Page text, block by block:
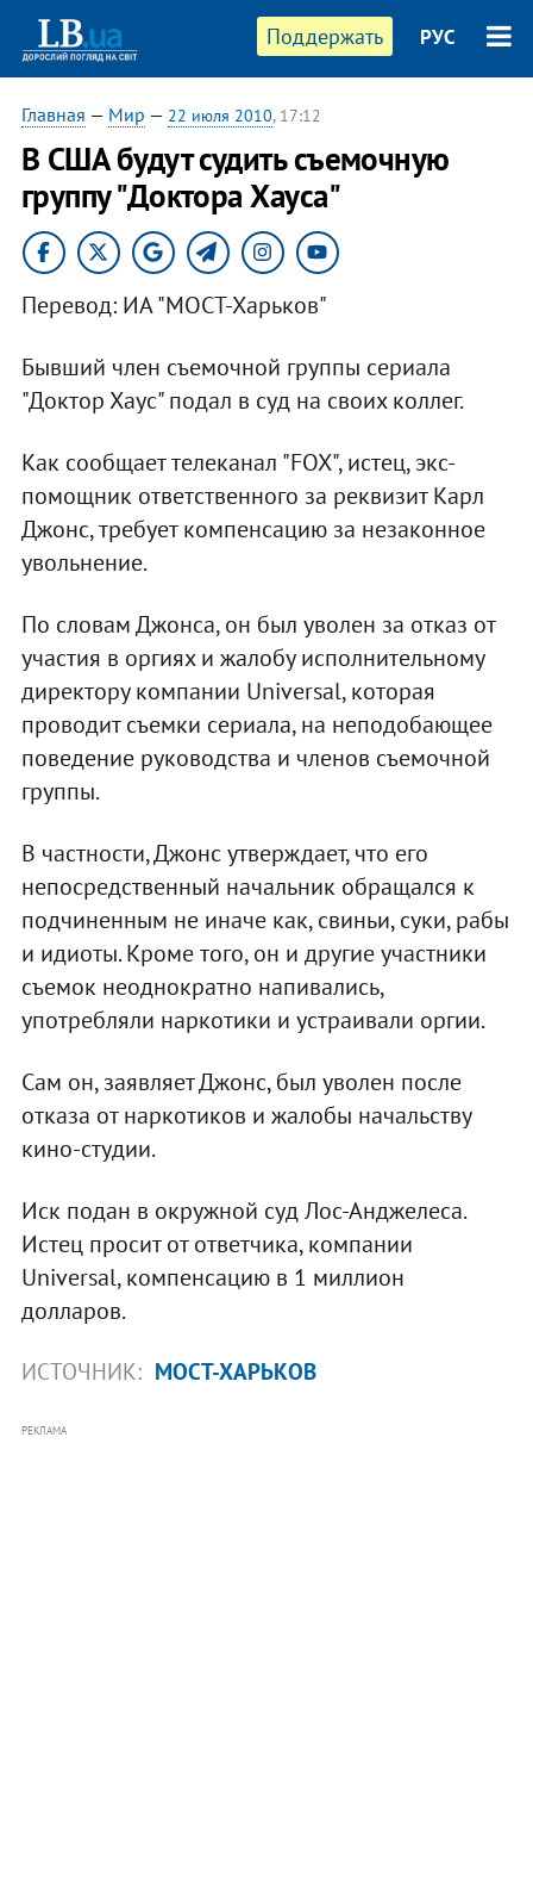
Поддержать РУС
Главная — Мир — 22 июля 2010, 17:12
В США будут судить съемочную
группу "Доктора Хауса"
Перевод: ИА "МОСТ-Харьков"
Бывший член съемочной группы сериала
"Доктор Хаус" подал в суд на своих коллег.
Как сообщает телеканал "FOX", истец, экс-
помощник ответственного за реквизит Карл
Джонс, требует компенсацию за незаконное
увольнение.
По словам Джонса, он был уволен за отказ от
участия в оргиях и жалобу исполнительному
директору компании Universal, которая
проводит съемки сериала, на неподобающее
поведение руководства и членов съемочной
группы.
В частности, Джонс утверждает, что его
непосредственный начальник обращался к
подчиненным не иначе как, свиньи, суки, рабы
и идиоты. Кроме того, он и другие участники
съемок неоднократно напивались,
употребляли наркотики и устраивали оргии.
Сам он, заявляет Джонс, был уволен после
отказа от наркотиков и жалобы начальству
кино-студии.
Иск подан в окружной суд Лос-Анджелеса.
Истец просит от ответчика, компании
Universal, компенсацию в 1 миллион
долларов.
ИСТОЧНИК: МОСТ-ХАРЬКОВ
РЕКЛАМА